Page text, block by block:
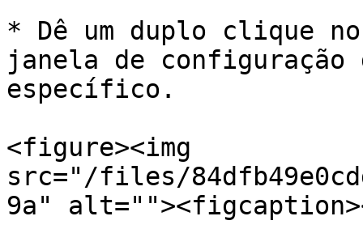
* Dê um duplo clique
janela de configuração
específico.
<figure><img
src="/files/
9a"